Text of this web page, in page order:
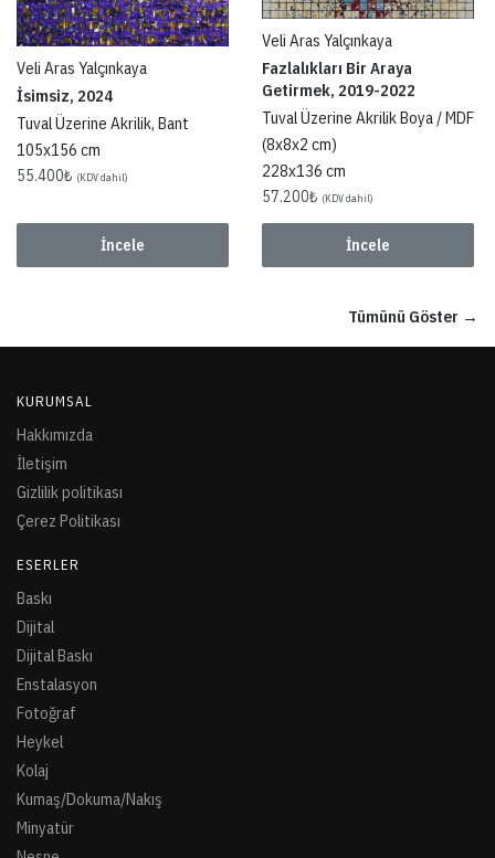
Veli Aras Yalçınkaya
İsimsiz, 2024
Tuval Üzerine Akrilik, Bant
105x156 cm
55.400₺ (KDV dahil)
İncele
Veli Aras Yalçınkaya
Fazlalıkları Bir Araya
Getirmek, 2019-2022
Tuval Üzerine Akrilik Boya / MDF
(8x8x2 cm)
228x136 cm
57.200₺ (KDV dahil)
İncele
Tümünü Göster →
KURUMSAL
Hakkımızda
İletişim
Gizlilik politikası
Çerez Politikası
ESERLER
Baskı
Dijital
Dijital Baskı
Enstalasyon
Fotoğraf
Heykel
Kolaj
Kumaş/Dokuma/Nakış
Minyatür